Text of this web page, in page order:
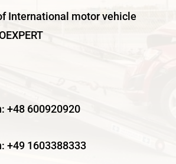
International motor vehicle
+48 600920920
+49 1603388333